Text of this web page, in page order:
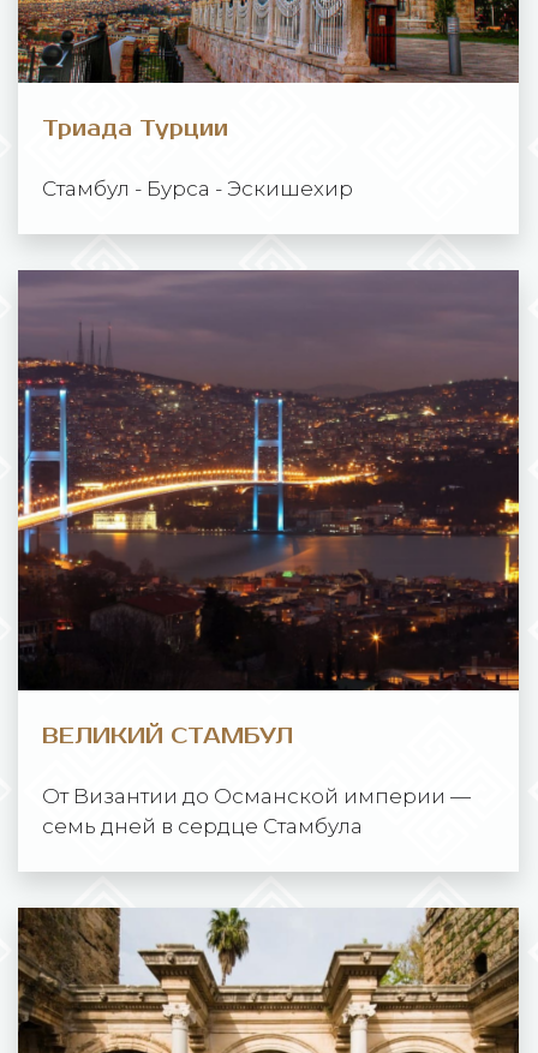
Триада Турции
Стамбул - Бурса - Эскишехир
ВЕЛИКИЙ СТАМБУЛ
От Византии до Османской империи —
семь дней в сердце Стамбула